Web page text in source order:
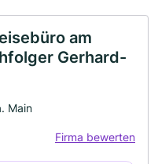
am
Gerhard-
Main
Firma bewerten